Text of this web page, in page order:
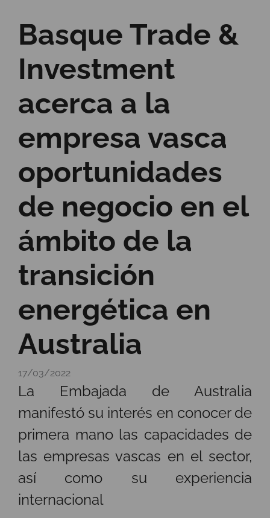
Basque Trade &
Investment
acerca a la
empresa vasca
oportunidades
de negocio en el
ámbito de la
transición
energética en
Australia
17/03/2022
La Embajada de Australia
manifestó su interés en conocer de
primera mano las capacidades de
las empresas vascas en el sector,
así como su experiencia
internacional